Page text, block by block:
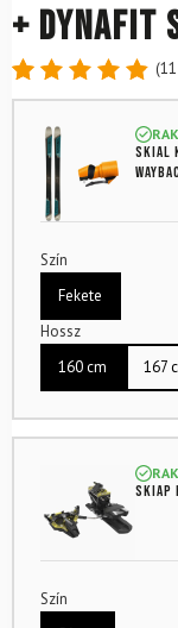
+ Dynafit
Értékelés
4.91
5-ből,
11
értékelés
alapján
(11
Skial
Szín
Fekete
Hossz
160 cm
167
Skiap
Szín